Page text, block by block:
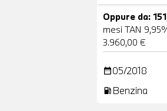
Oppure da:
mesi TAN
3.960,00 €
date_range05/2018
local_gas_station Benzina